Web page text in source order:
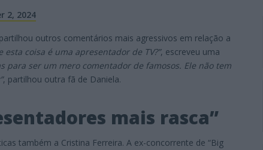
2, 2024
outros comentários mais agressivos em relação a
esta coisa é uma apresentador de TV?”, escreveu uma
para ser um mero comentador de famosos. Ele não tem
, partilhou outra fã de Daniela.
mais rasca”
também a Cristina Ferreira. A ex-concorrente de “Big